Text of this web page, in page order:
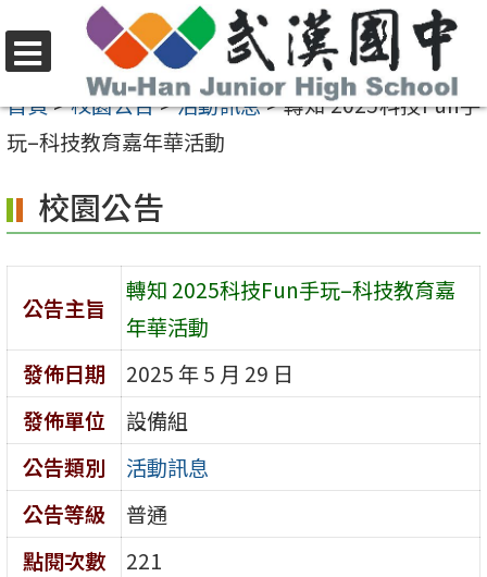
至
要
容
區
選
單
首頁>校園公告>活動訊息>轉知 2025科技Fun手
玩–科技教育嘉年華活動
校園公告
公告主旨
轉知 2025科技Fun手玩–科技教育嘉
年華活動
發佈日期
2025 年 5 月 29 日
發佈單位
設備組
公告類別
活動訊息
公告等級
普通
點閱次數
221